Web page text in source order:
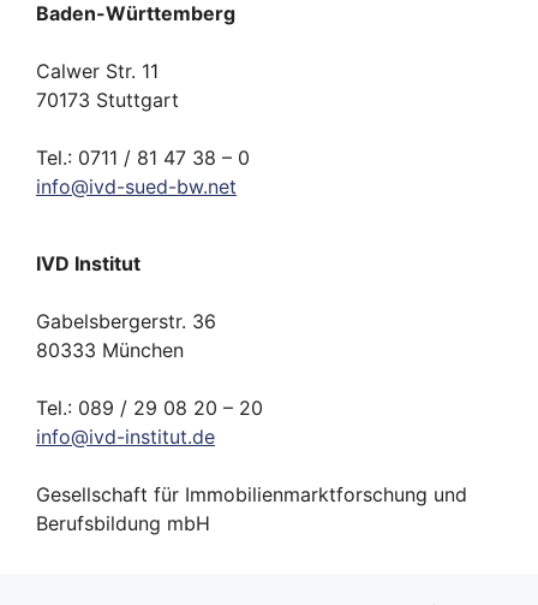
Baden-Württemberg
Calwer Str. 11
70173 Stuttgart
Tel.: 0711 / 81 47 38 – 0
info@ivd-sued-bw.net
IVD Institut
Gabelsbergerstr. 36
80333 München
Tel.: 089 / 29 08 20 – 20
info@ivd-institut.de
Gesellschaft für Immobilienmarktforschung und
Berufsbildung mbH